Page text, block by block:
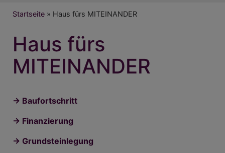
Breadcrumb
Startseite Haus fürs MITEINANDER
Haus fürs
MITEINANDER
-> Baufortschritt
-> Finanzierung
-> Grundsteinlegung